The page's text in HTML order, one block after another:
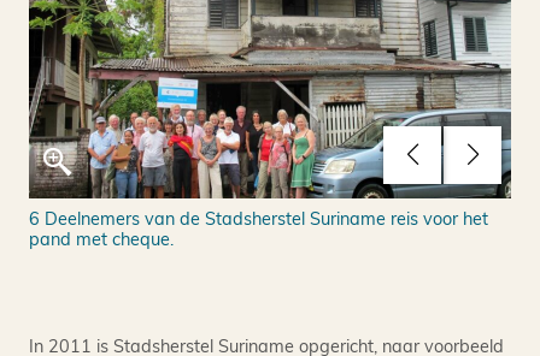
6 Deelnemers van de Stadsherstel Suriname reis voor het
pand met cheque.
In 2011 is Stadsherstel Suriname opgericht, naar voorbeeld